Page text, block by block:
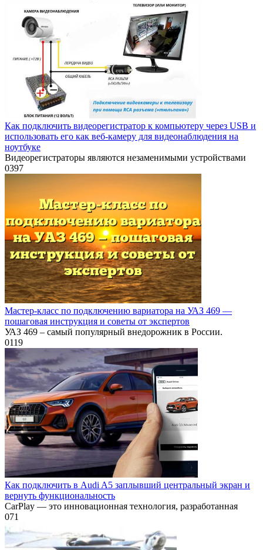
Как подключить видеорегистратор к компьютеру через USB и
использовать его как веб-камеру для видеонаблюдения на
ноутбуке
Видеорегистраторы являются незаменимыми устройствами
0397
Мастер-класс по подключению вариатора на УАЗ 469 —
пошаговая инструкция и советы от экспертов
УАЗ 469 – самый популярный внедорожник в России.
0119
Как подключить в Audi A5 заплывший центральный экран и
вернуть функциональность
CarPlay — это инновационная технология, разработанная
071